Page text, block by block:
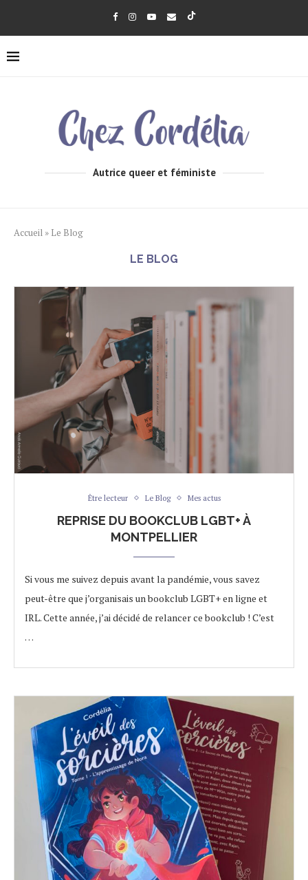
Autrice queer et féministe
Accueil » Le Blog
LE BLOG
Être lecteur Le Blog Mes actus
REPRISE DU BOOKCLUB LGBT+ À
MONTPELLIER
Si vous me suivez depuis avant la pandémie, vous savez
peut-être que j’organisais un bookclub LGBT+ en ligne et
IRL. Cette année, j’ai décidé de relancer ce bookclub ! C’est
…